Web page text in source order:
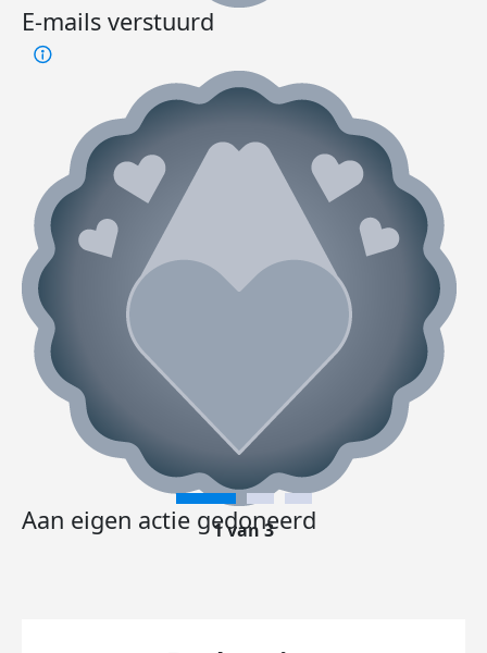
E-mails verstuurd
Aan eigen actie gedoneerd
1 van 3